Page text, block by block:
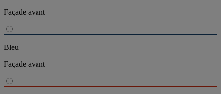
Façade avant
Bleu
Façade avant